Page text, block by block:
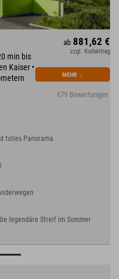
min bis
Kaiser •
679 Bewertungen
ab 881,62 €
zzgl. Kurbeitrag
MEHR ↓
tolles Panorama
legendäre Streif im Sommer